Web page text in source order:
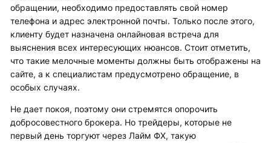
обращении, необходимо предоставлять свой номер
телефона и адрес электронной почты. Только после этого,
клиенту будет назначена онлайновая встреча для
выяснения всех интересующих нюансов. Стоит отметить,
что такие мелочные моменты должны быть отображены на
сайте, а к специалистам предусмотрено обращение, в
особых случаях.
Не дает покоя, поэтому они стремятся опорочить
добросовестного брокера. Но трейдеры, которые не
первый день торгуют через Лайм ФХ, такую